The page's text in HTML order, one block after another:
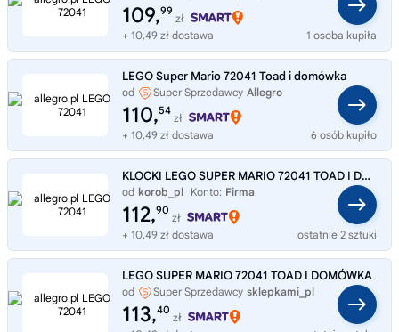
109,99
zł
+ 10,49 zł dostawa
1 osoba kupiła
LEGO Super Mario 72041 Toad i domówka
od Super Sprzedawcy Allegro
110,54
zł
+ 10,49 zł dostawa
6 osób kupiło
KLOCKI LEGO SUPER MARIO 72041 TOAD I DOMÓWKA
od korob_pl Konto: Firma
112,90
zł
+ 10,49 zł dostawa
ostatnie 2 sztuki
LEGO SUPER MARIO 72041 TOAD I DOMÓWKA
od Super Sprzedawcy sklepkami_pl
113,40
zł